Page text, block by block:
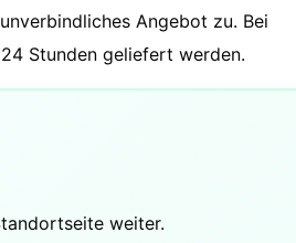
Angebot zu. Bei
Stunden geliefert werden.
weiter.